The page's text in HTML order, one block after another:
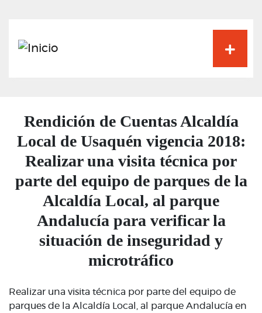
Rendición de Cuentas Alcaldía
Local de Usaquén vigencia 2018:
Realizar una visita técnica por
parte del equipo de parques de la
Alcaldía Local, al parque
Andalucía para verificar la
situación de inseguridad y
microtráfico
Realizar una visita técnica por parte del equipo de
parques de la Alcaldía Local, al parque Andalucía en